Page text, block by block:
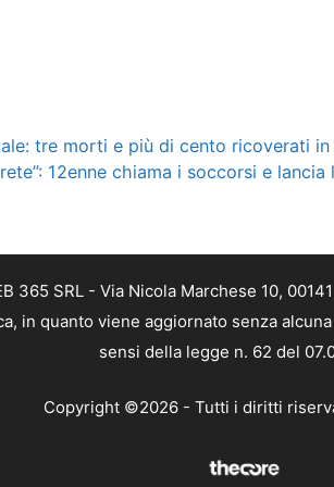
tre morti e più di cento ricoverati in
12enne chiama i soccorsi e lancia
365 SRL - Via Nicola Marchese 10,
in quanto viene aggiornato senza
sensi della legge n. 62 del
Copyright ©2026 - Tutti i diritti